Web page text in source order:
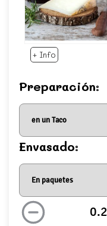
+ Info
Preparación:
Envasado: